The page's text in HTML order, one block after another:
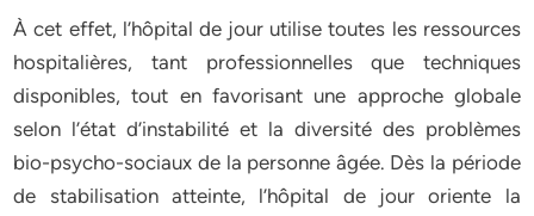
À cet effet, l’hôpital de jour utilise toutes les ressources
hospitalières, tant professionnelles que techniques
disponibles, tout en favorisant une approche globale
selon l’état d’instabilité et la diversité des problèmes
bio-psycho-sociaux de la personne âgée. Dès la période
de stabilisation atteinte, l’hôpital de jour oriente la